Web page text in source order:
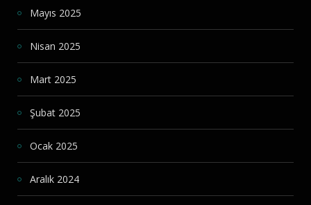
Mayıs 2025
Nisan 2025
Mart 2025
Şubat 2025
Ocak 2025
Aralık 2024